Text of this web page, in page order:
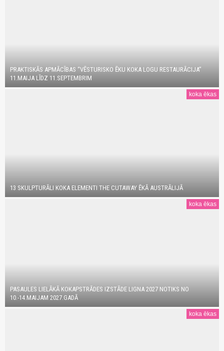
PRAKTISKĀS APMĀCĪBAS “VĒSTURISKO ĒKU KOKA LOGU RESTAURĀCIJA”
11.MAIJA LĪDZ 11.SEPTEMBRIM
koka ēkas
13 SKULPTURĀLI KOKA ELEMENTI THE CUTAWAY ĒKĀ AUSTRĀLIJĀ
koka ēkas
PASAULES LIELĀKĀ KOKAPSTRĀDES IZSTĀDE LIGNA 2027 NOTIKS NO
10.-14.MAIJAM 2027.GADĀ
koka ēkas